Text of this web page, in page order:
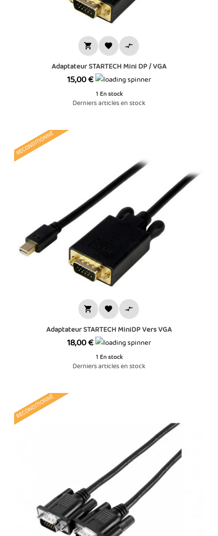
  
Adaptateur STARTECH Mini DP / VGA
Prix
15,00 €
1 En stock
Derniers articles en stock
RECONDITIONNÉ
  
Adaptateur STARTECH MiniDP Vers VGA
Prix
18,00 €
1 En stock
Derniers articles en stock
RECONDITIONNÉ